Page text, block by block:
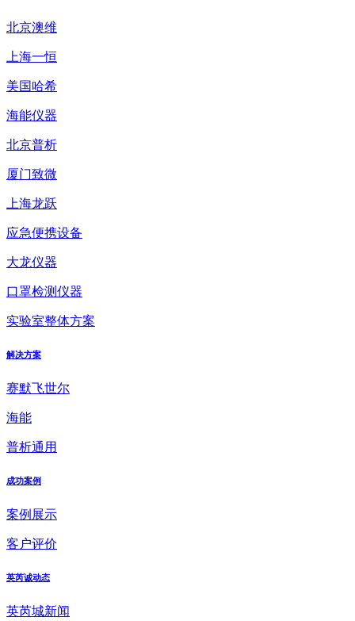
北京澳维
上海一恒
美国哈希
海能仪器
北京普析
厦门致微
上海龙跃
应急便携设备
大龙仪器
口罩检测仪器
实验室整体方案
解决方案
赛默飞世尔
海能
普析通用
成功案例
案例展示
客户评价
英芮诚动态
英芮城新闻